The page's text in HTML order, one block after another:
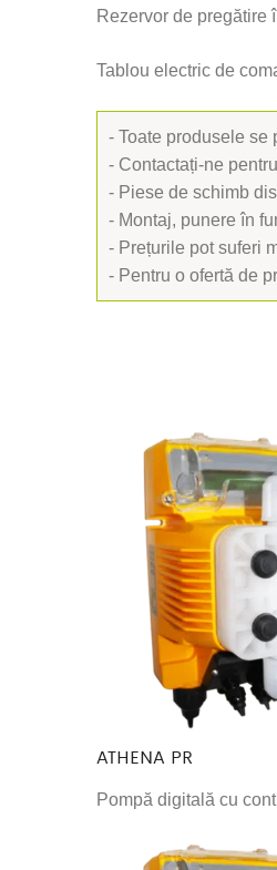
Rezervor de pregătire
Tablou electric de
- Toate produsele se
- Contactați-ne
- Piese de schimb
- Montaj, punere în
- Prețurile pot suferi
- Pentru o ofertă de
ATHENA PR
Pompă digitală cu